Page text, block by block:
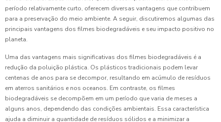
período relativamente curto, oferecem diversas vantagens que contribuem
para a preservação do meio ambiente. A seguir, discutiremos algumas das
principais vantagens dos filmes biodegradáveis e seu impacto positivo no
planeta.
Uma das vantagens mais significativas dos filmes biodegradáveis é a
redução da poluição plástica. Os plásticos tradicionais podem levar
centenas de anos para se decompor, resultando em acúmulo de resíduos
em aterros sanitários e nos oceanos. Em contraste, os filmes
biodegradáveis se decompõem em um período que varia de meses a
alguns anos, dependendo das condições ambientais. Essa característica
ajuda a diminuir a quantidade de resíduos sólidos e a minimizar a